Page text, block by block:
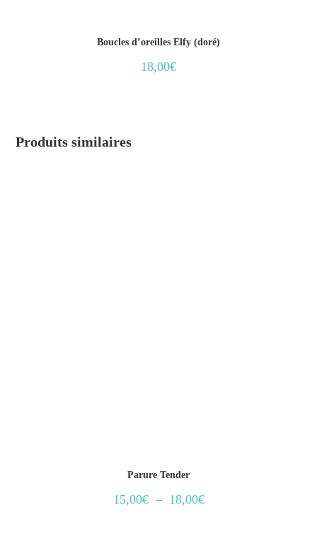
Boucles d’oreilles Elfy (doré)
18,00€
Produits similaires
Parure Tender
15,00€ – 18,00€